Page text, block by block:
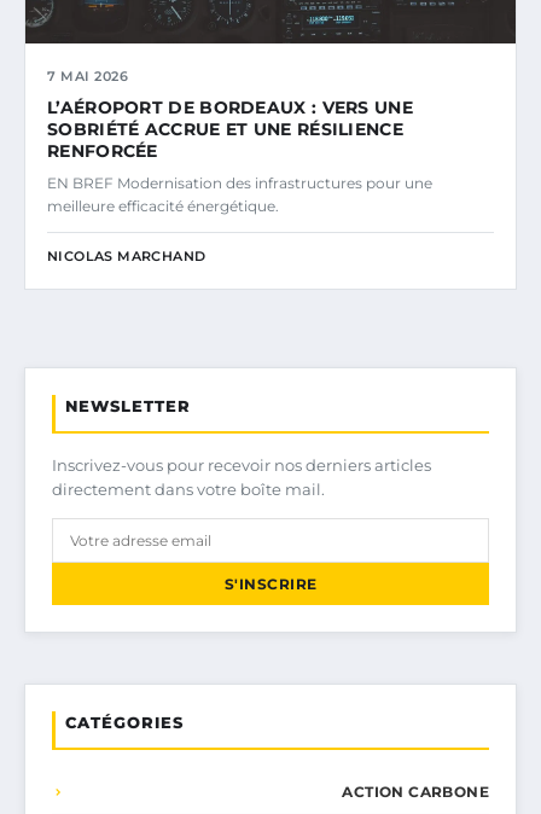
7 MAI 2026
L’AÉROPORT DE BORDEAUX : VERS UNE
SOBRIÉTÉ ACCRUE ET UNE RÉSILIENCE
RENFORCÉE
EN BREF Modernisation des infrastructures pour une
meilleure efficacité énergétique.
NICOLAS MARCHAND
NEWSLETTER
Inscrivez-vous pour recevoir nos derniers articles
directement dans votre boîte mail.
S'INSCRIRE
CATÉGORIES
ACTION CARBONE